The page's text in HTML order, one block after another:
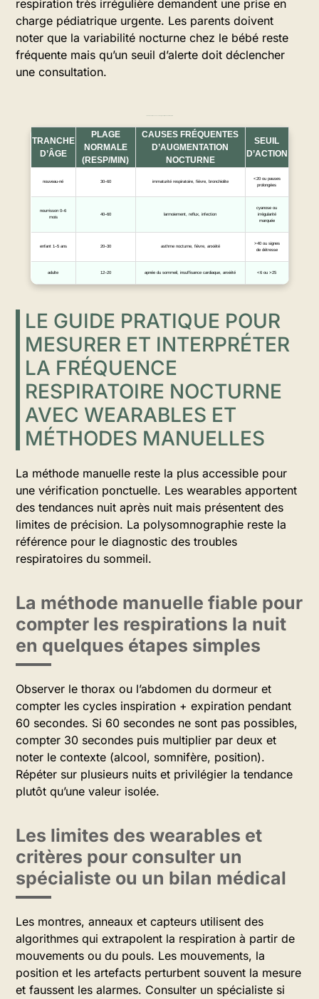
respiration très irrégulière demandent une prise en
charge pédiatrique urgente. Les parents doivent
noter que la variabilité nocturne chez le bébé reste
fréquente mais qu’un seuil d’alerte doit déclencher
une consultation.
TRANCHE
D’ÂGE
PLAGE
NORMALE
(RESP/MIN)
CAUSES FRÉQUENTES
D’AUGMENTATION
NOCTURNE
SEUIL
D’ACTION
nouveau-né 30–60 immaturité respiratoire, fièvre, bronchiolite
<20 ou pauses
prolongées
nourrisson 0–6
mois
40–60 larmoiement, reflux, infection
cyanose ou
irrégularité
marquée
enfant 1–5 ans 20–30 asthme nocturne, fièvre, anxiété
>40 ou signes
de détresse
adulte 12–20 apnée du sommeil, insuffisance cardiaque, anxiété <6 ou >25
LE GUIDE PRATIQUE POUR
MESURER ET INTERPRÉTER
LA FRÉQUENCE
RESPIRATOIRE NOCTURNE
AVEC WEARABLES ET
MÉTHODES MANUELLES
La méthode manuelle reste la plus accessible pour
une vérification ponctuelle. Les wearables apportent
des tendances nuit après nuit mais présentent des
limites de précision. La polysomnographie reste la
référence pour le diagnostic des troubles
respiratoires du sommeil.
La méthode manuelle fiable pour
compter les respirations la nuit
en quelques étapes simples
Observer le thorax ou l’abdomen du dormeur et
compter les cycles inspiration + expiration pendant
60 secondes. Si 60 secondes ne sont pas possibles,
compter 30 secondes puis multiplier par deux et
noter le contexte (alcool, somnifère, position).
Répéter sur plusieurs nuits et privilégier la tendance
plutôt qu’une valeur isolée.
Les limites des wearables et
critères pour consulter un
spécialiste ou un bilan médical
Les montres, anneaux et capteurs utilisent des
algorithmes qui extrapolent la respiration à partir de
mouvements ou du pouls. Les mouvements, la
position et les artefacts perturbent souvent la mesure
et faussent les alarmes. Consulter un spécialiste si